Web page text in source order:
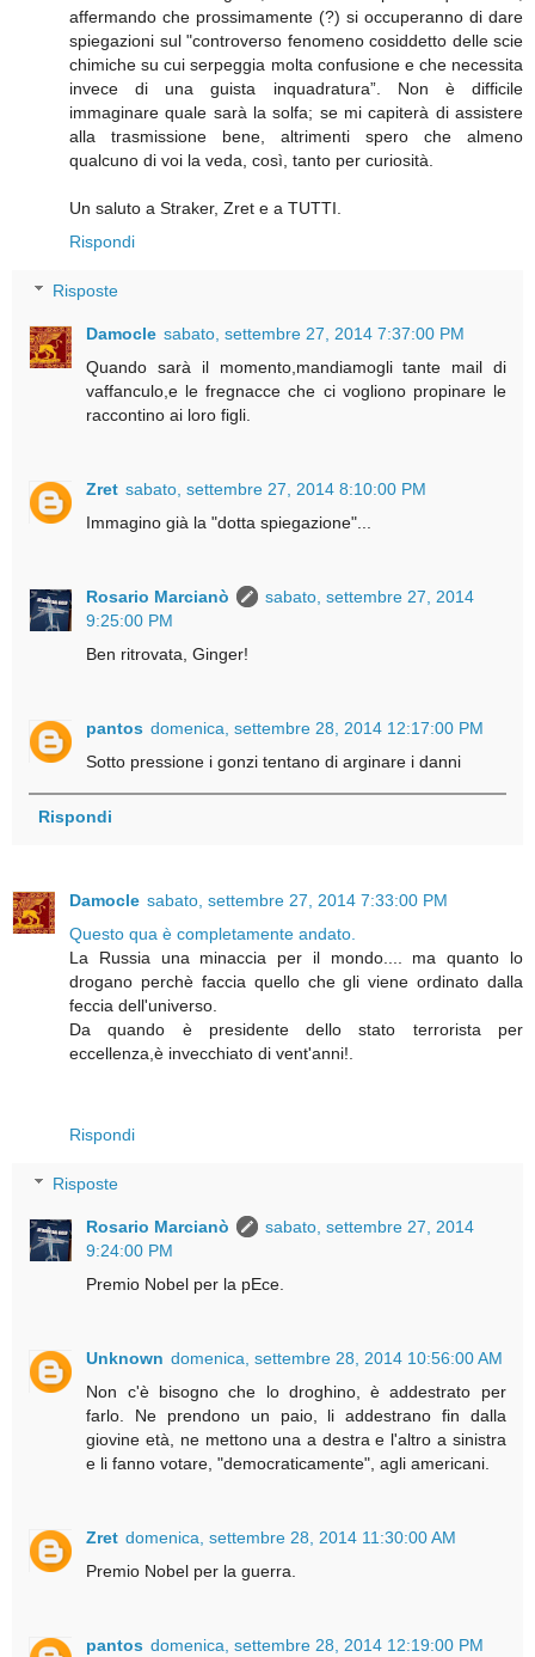
affermando che prossimamente (?) si occuperanno di dare
spiegazioni sul "controverso fenomeno cosiddetto delle scie
chimiche su cui serpeggia molta confusione e che necessita
invece di una guista inquadratura”. Non è difficile
immaginare quale sarà la solfa; se mi capiterà di assistere
alla trasmissione bene, altrimenti spero che almeno
qualcuno di voi la veda, così, tanto per curiosità.
Un saluto a Straker, Zret e a TUTTI.
Rispondi
Risposte
Damocle sabato, settembre 27, 2014 7:37:00 PM
Quando sarà il momento,mandiamogli tante mail di
vaffanculo,e le fregnacce che ci vogliono propinare le
raccontino ai loro figli.
Zret sabato, settembre 27, 2014 8:10:00 PM
Immagino già la "dotta spiegazione"...
Rosario Marcianò
sabato, settembre 27, 2014
9:25:00 PM
Ben ritrovata, Ginger!
pantos domenica, settembre 28, 2014 12:17:00 PM
Sotto pressione i gonzi tentano di arginare i danni
Rispondi
Damocle sabato, settembre 27, 2014 7:33:00 PM
Questo qua è completamente andato.
La Russia una minaccia per il mondo.... ma quanto lo
drogano perchè faccia quello che gli viene ordinato dalla
feccia dell'universo.
Da quando è presidente dello stato terrorista per
eccellenza,è invecchiato di vent'anni!.
Rispondi
Risposte
Rosario Marcianò
sabato, settembre 27, 2014
9:24:00 PM
Premio Nobel per la pEce.
Unknown domenica, settembre 28, 2014 10:56:00 AM
Non c'è bisogno che lo droghino, è addestrato per
farlo. Ne prendono un paio, li addestrano fin dalla
giovine età, ne mettono una a destra e l'altro a sinistra
e li fanno votare, "democraticamente", agli americani.
Zret domenica, settembre 28, 2014 11:30:00 AM
Premio Nobel per la guerra.
pantos domenica, settembre 28, 2014 12:19:00 PM